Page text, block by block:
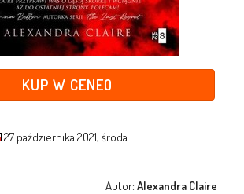
KUP W CENEO
27 października 2021, środa
Autor:Alexandra Claire